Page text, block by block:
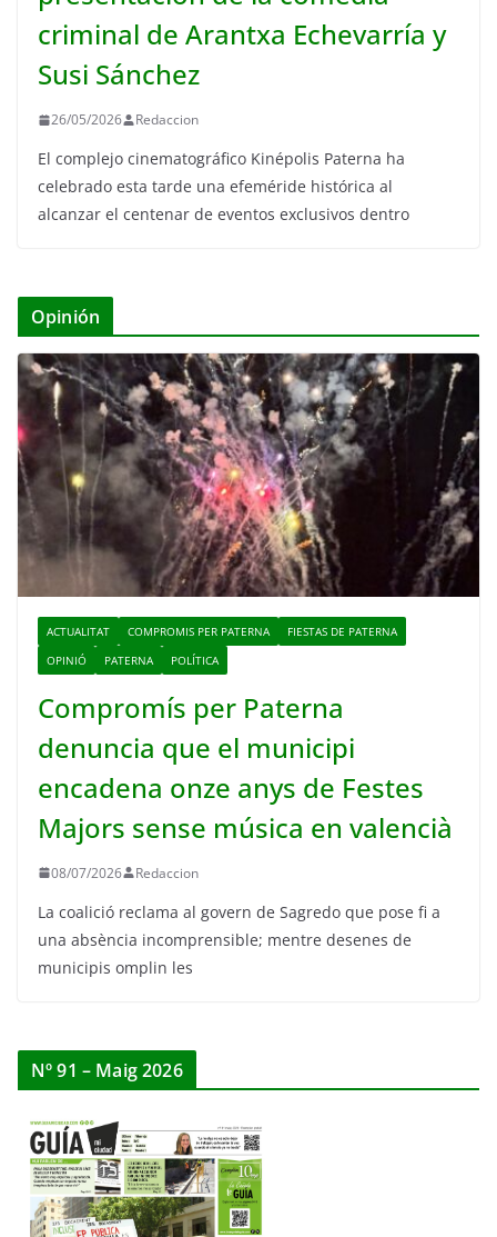
criminal de Arantxa Echevarría y
Susi Sánchez
26/05/2026 Redaccion
El complejo cinematográfico Kinépolis Paterna ha
celebrado esta tarde una efeméride histórica al
alcanzar el centenar de eventos exclusivos dentro
Opinión
ACTUALITAT COMPROMIS PER PATERNA
FIESTAS DE PATERNA
OPINIÓ
PATERNA POLÍTICA
Compromís per Paterna
denuncia que el municipi
encadena onze anys de Festes
Majors sense música en valencià
08/07/2026 Redaccion
La coalició reclama al govern de Sagredo que pose fi a
una absència incomprensible; mentre desenes de
municipis omplin les
Nº 91 – Maig 2026